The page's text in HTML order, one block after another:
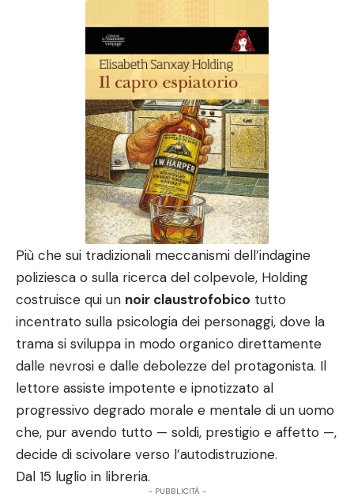
Più che sui tradizionali meccanismi dell’indagine
poliziesca o sulla ricerca del colpevole, Holding
costruisce qui un noir claustrofobico tutto
incentrato sulla psicologia dei personaggi, dove la
trama si sviluppa in modo organico direttamente
dalle nevrosi e dalle debolezze del protagonista. Il
lettore assiste impotente e ipnotizzato al
progressivo degrado morale e mentale di un uomo
che, pur avendo tutto — soldi, prestigio e affetto —,
decide di scivolare verso l’autodistruzione.
Dal 15 luglio in libreria.
- PUBBLICITÀ -